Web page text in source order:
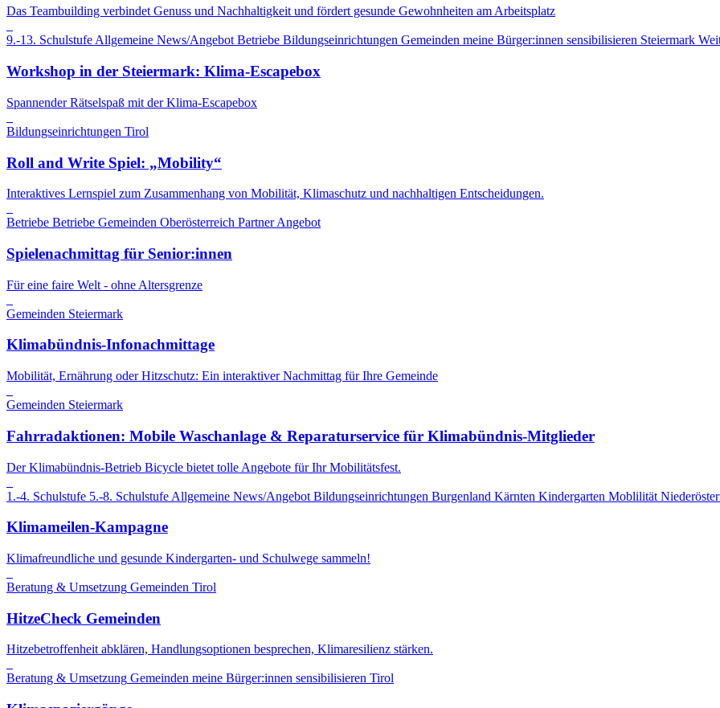
Das Teambuilding verbindet Genuss und Nachhaltigkeit und fördert gesunde Gewohnheiten am Arbeitsplatz
9.-13. SchulstufeAllgemeine News/Angebot Betriebe Bildungseinrichtungen Gemeinden meine Bürger:innen sensibilisieren Steiermark
Workshop in der Steiermark: Klima-Escapebox
Spannender Rätselspaß mit der Klima-Escapebox
Bildungseinrichtungen Tirol
Roll and Write Spiel: „Mobility“
Interaktives Lernspiel zum Zusammenhang von Mobilität, Klimaschutz und nachhaltigen Entscheidungen.
Betriebe Betriebe Gemeinden Oberösterreich Partner Angebot
Spielenachmittag für Senior:innen
Für eine faire Welt - ohne Altersgrenze
Gemeinden Steiermark
Klimabündnis-Infonachmittage
Mobilität, Ernährung oder Hitzschutz: Ein interaktiver Nachmittag für Ihre Gemeinde
Gemeinden Steiermark
Fahrradaktionen: Mobile Waschanlage & Reparaturservice für Klimabündnis-Mitglieder
Der Klimabündnis-Betrieb Bicycle bietet tolle Angebote für Ihr Mobilitätsfest.
1.-4. Schulstufe 5.-8. Schulstufe Allgemeine News/Angebot Bildungseinrichtungen Burgenland Kärnten Kindergarten Moblilität
Klimameilen-Kampagne
Klimafreundliche und gesunde Kindergarten- und Schulwege sammeln!
Beratung & Umsetzung Gemeinden Tirol
HitzeCheck Gemeinden
Hitzebetroffenheit abklären, Handlungsoptionen besprechen, Klimaresilienz stärken.
Beratung & Umsetzung Gemeinden meine Bürger:innen sensibilisieren Tirol